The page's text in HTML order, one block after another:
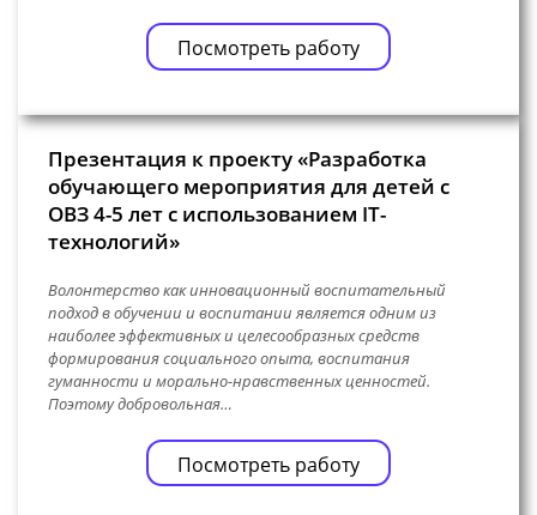
Посмотреть работу
Презентация к проекту «Разработка
обучающего мероприятия для детей с
ОВЗ 4-5 лет с использованием IT-
технологий»
Волонтерство как инновационный воспитательный
подход в обучении и воспитании является одним из
наиболее эффективных и целесообразных средств
формирования социального опыта, воспитания
гуманности и морально-нравственных ценностей.
Поэтому добровольная…
Посмотреть работу